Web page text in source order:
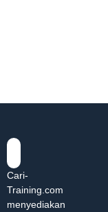
Cari-
Training.com
menyediakan